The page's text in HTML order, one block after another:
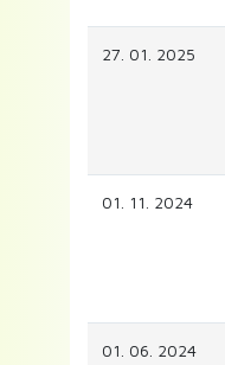
27. 01. 2025
01. 11. 2024
01. 06. 2024